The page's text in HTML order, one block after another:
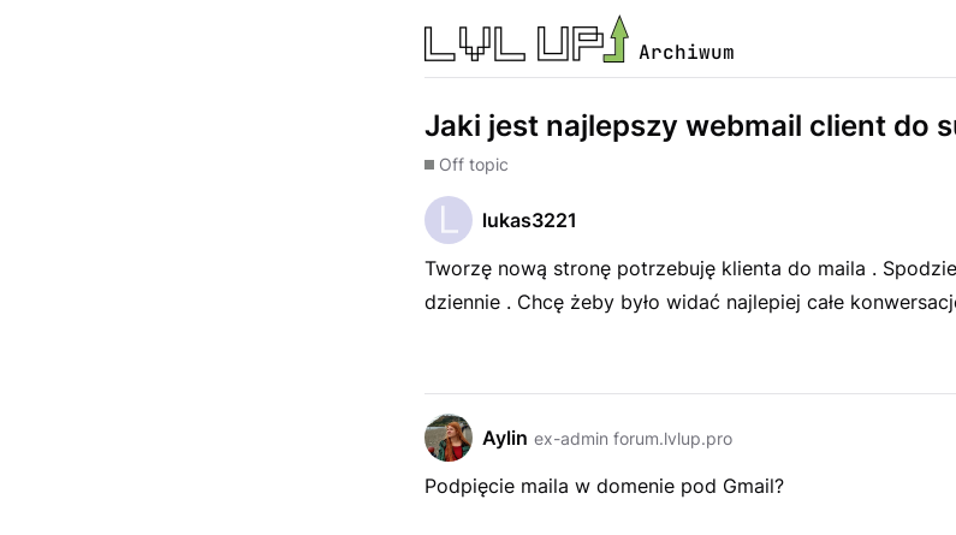
Archiwum
Jaki jest najlepszy webmail client do
Off topic
lukas3221
Tworzę nową stronę potrzebuję klienta do maila .
dziennie . Chcę żeby było widać najlepiej całe
Aylin ex-admin forum.lvlup.pro
Podpięcie maila w domenie pod Gmail?